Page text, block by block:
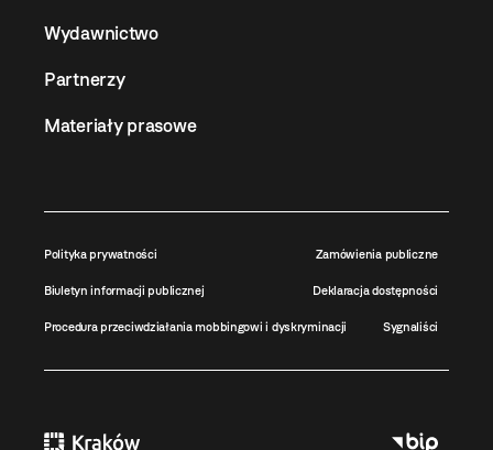
Wydawnictwo
Partnerzy
Materiały prasowe
Polityka prywatności Zamówienia publiczne
Biuletyn informacji publicznej Deklaracja dostępności
Procedura przeciwdziałania mobbingowi i dyskryminacji Sygnaliści